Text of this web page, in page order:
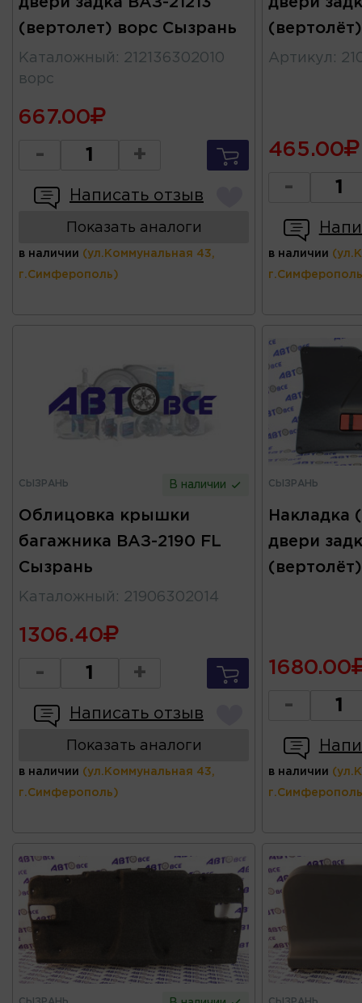
(вертолет) ворс Сызрань
Каталожный : 212136302010
ворс
667.00
- +
Написать отзыв
Показать аналоги
в наличии (ул.Коммунальная 43,
г.Симферополь)
Артикул :
465.00
-
в наличии
СЫЗРАНЬ В наличии
Облицовка крышки
багажника ВАЗ-2190 FL
Сызрань
Каталожный : 21906302014
1306.40
- +
Написать отзыв
Показать аналоги
в наличии (ул.Коммунальная 43,
г.Симферополь)
СЫЗРАНЬ
Накладка
двери
1680.00
-
в наличии